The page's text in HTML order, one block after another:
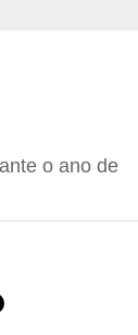
o ano de